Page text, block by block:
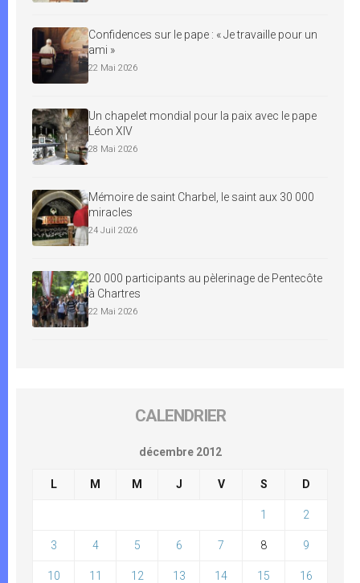
Confidences sur le pape : « Je travaille pour un
ami »
22 Mai 2026
Un chapelet mondial pour la paix avec le pape
Léon XIV
28 Mai 2026
Mémoire de saint Charbel, le saint aux 30 000
miracles
24 Juil 2026
20 000 participants au pèlerinage de Pentecôte
à Chartres
22 Mai 2026
CALENDRIER
décembre 2012
L M M J V S D
1 2
3 4 5 6 7 8 9
10 11 12 13 14 15 16